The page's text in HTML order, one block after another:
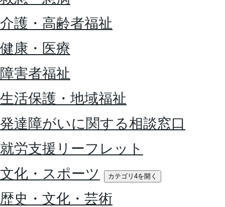
介護・高齢者福祉
健康・医療
障害者福祉
生活保護・地域福祉
発達障がいに関する相談窓口
就労支援リーフレット
文化・スポーツ
カテゴリ4を開く
歴史・文化・芸術